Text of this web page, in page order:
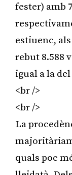
fester) amb
estiuenc,
rebut 8.588
igual a la
<br />
<br />
La
quals poc